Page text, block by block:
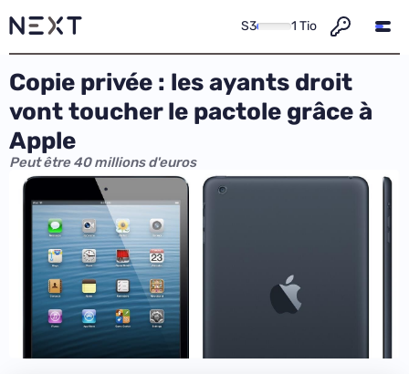
S3 1 Tio
Copie privée : les ayants droit
vont toucher le pactole grâce à
Apple
Peut être 40 millions d'euros